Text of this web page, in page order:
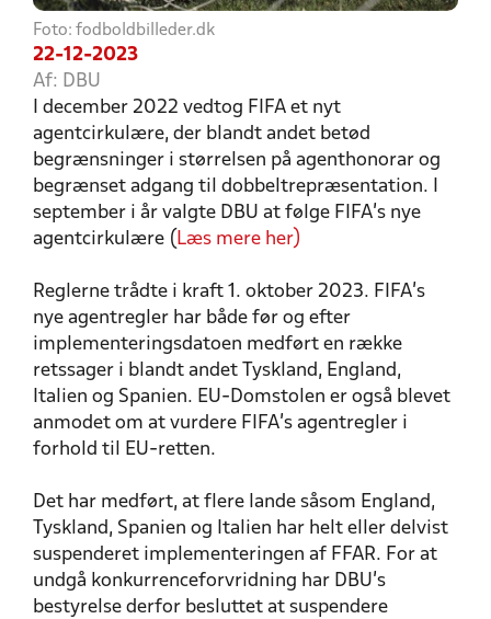
Foto: fodboldbilleder.dk
22-12-2023
Af: DBU
I december 2022 vedtog FIFA et nyt
agentcirkulære, der blandt andet betød
begrænsninger i størrelsen på agenthonorar og
begrænset adgang til dobbeltrepræsentation. I
september i år valgte DBU at følge FIFA’s nye
agentcirkulære ( Læs mere her)
Reglerne trådte i kraft 1. oktober 2023. FIFA's
nye agentregler har både før og efter
implementeringsdatoen medført en række
retssager i blandt andet Tyskland, England,
Italien og Spanien. EU-Domstolen er også blevet
anmodet om at vurdere FIFA's agentregler i
forhold til EU-retten.
Det har medført, at flere lande såsom England,
Tyskland, Spanien og Italien har helt eller delvist
suspenderet implementeringen af FFAR. For at
undgå konkurrenceforvridning har DBU’s
bestyrelse derfor besluttet at suspendere